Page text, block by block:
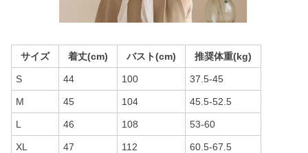
サイズ 着丈(cm) バスト(cm) 推奨体重(kg)
S 44 100 37.5-45
M 45 104 45.5-52.5
L 46 108 53-60
XL 47 112 60.5-67.5